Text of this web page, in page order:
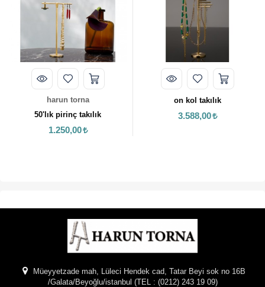
harun torna
50'lık pirinç takılık
1.250,00
on kol takılık
3.588,00
Müeyyetzade mah, Lüleci Hendek cad, Tatar Beyi sok no 16B
/Galata/Beyoğlu/istanbul (TEL : (0212) 243 19 09)